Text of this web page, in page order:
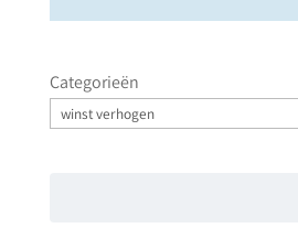
Categorieën